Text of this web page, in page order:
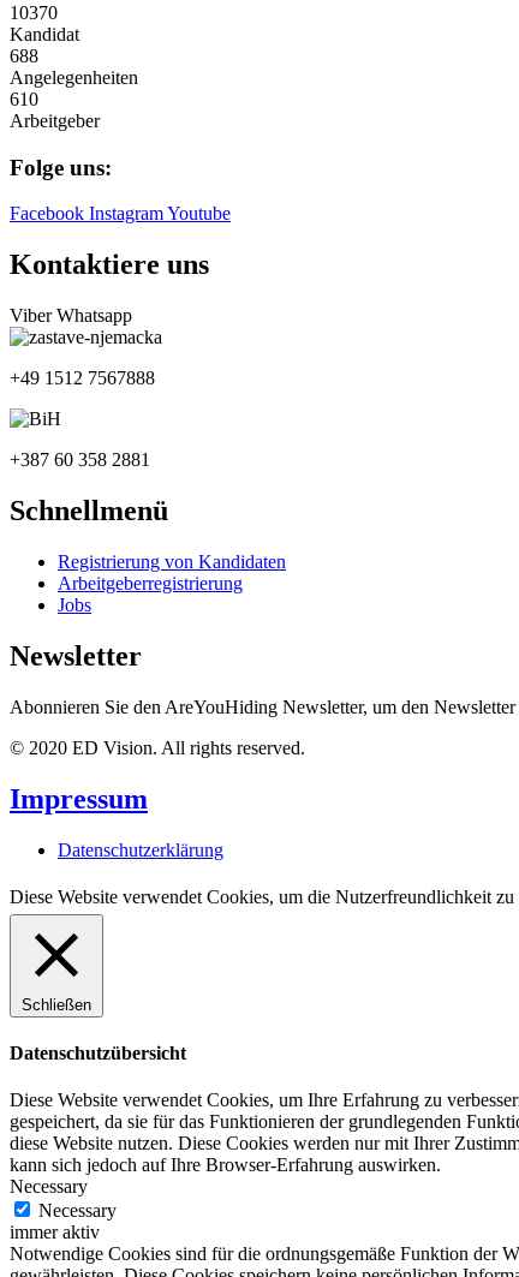
10370
Kandidat
688
Angelegenheiten
610
Arbeitgeber
Folge uns:
Facebook InstagramYoutube
Kontaktiere uns
Viber Whatsapp
+49 1512 7567888
+387 60 358 2881
Schnellmenü
Registrierung von Kandidaten
Arbeitgeberregistrierung
Jobs
Newsletter
Abonnieren Sie den AreYouHiding Newsletter, um den
© 2020 ED Vision. All rights reserved.
Impressum
Datenschutzerklärung
Diese Website verwendet Cookies, um die Nutzerfreundlichkeit zu
Schließen
Datenschutzübersicht
Diese Website verwendet Cookies, um Ihre Erfahrung zu
gespeichert, da sie für das Funktionieren der grundlegenden
diese Website nutzen. Diese Cookies werden nur mit Ihrer
kann sich jedoch auf Ihre Browser-Erfahrung auswirken.
Necessary
Necessary
immer aktiv
Notwendige Cookies sind für die ordnungsgemäße Funktion der